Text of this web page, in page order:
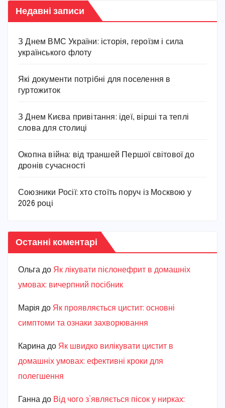
Недавні записи
З Днем ВМС України: історія, героїзм і сила
українського флоту
Які документи потрібні для поселення в
гуртожиток
З Днем Києва привітання: ідеї, вірші та теплі
слова для столиці
Окопна війна: від траншей Першої світової до
дронів сучасності
Союзники Росії: хто стоїть поруч із Москвою у
2026 році
Останні коментарі
Ольга до Як лікувати пієлонефрит в домашніх
умовах: вичерпний посібник
Марiя до Як проявляється цистит: основні
симптоми та ознаки захворювання
Карина до Як швидко вилікувати цистит в
домашніх умовах: ефективні кроки для
полегшення
Ганна до Від чого з’являється пісок у нирках: